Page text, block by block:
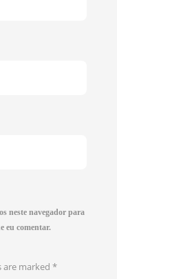
neste navegador para
eu comentar.
are marked *